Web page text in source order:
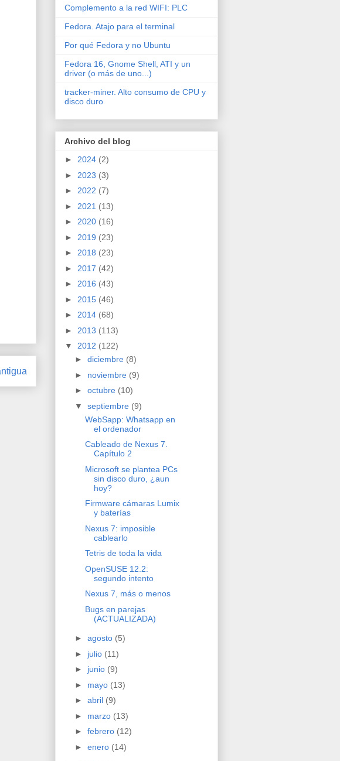
Complemento a la red WIFI: PLC
Fedora. Atajo para el terminal
Por qué Fedora y no Ubuntu
Fedora 16, Gnome Shell, ATI y un
driver (o más de uno...)
tracker-miner. Alto consumo de CPU y
disco duro
Archivo del blog
► 2024 (2)
► 2023 (3)
► 2022 (7)
► 2021 (13)
► 2020 (16)
► 2019 (23)
► 2018 (23)
► 2017 (42)
► 2016 (43)
► 2015 (46)
► 2014 (68)
► 2013 (113)
▼ 2012 (122)
► diciembre (8)
► noviembre (9)
► octubre (10)
▼ septiembre (9)
WebSapp: Whatsapp en
el ordenador
Cableado de Nexus 7.
Capítulo 2
Microsoft se plantea PCs
sin disco duro, ¿aun
hoy?
Firmware cámaras Lumix
y baterías
Nexus 7: imposible
cablearlo
Tetris de toda la vida
OpenSUSE 12.2:
segundo intento
Nexus 7, más o menos
Bugs en parejas
(ACTUALIZADA)
► agosto (5)
► julio (11)
► junio (9)
► mayo (13)
► abril (9)
► marzo (13)
► febrero (12)
► enero (14)